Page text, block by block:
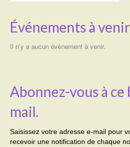
Événements à venir
Il n’y a aucun évènement à venir.
Abonnez-vous à ce
mail.
Saisissez votre adresse e-mail pour
recevoir une notification de chaque